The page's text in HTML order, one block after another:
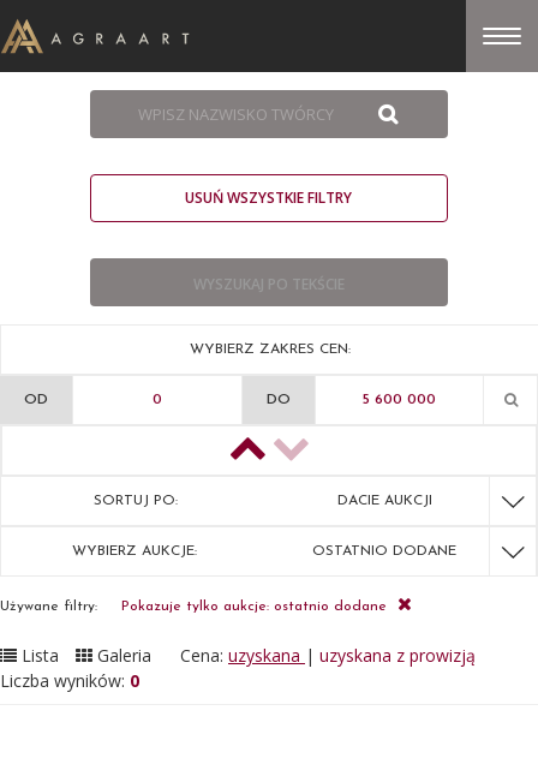
USUŃ WSZYSTKIE FILTRY
WYBIERZ ZAKRES CEN:
OD DO
SORTUJ PO: DACIE AUKCJI
WYBIERZ AUKCJE: OSTATNIO DODANE
Używane filtry: Pokazuje tylko aukcje: ostatnio dodane
Lista Galeria Cena: uzyskana | uzyskana z prowizją
Liczba wyników: 0